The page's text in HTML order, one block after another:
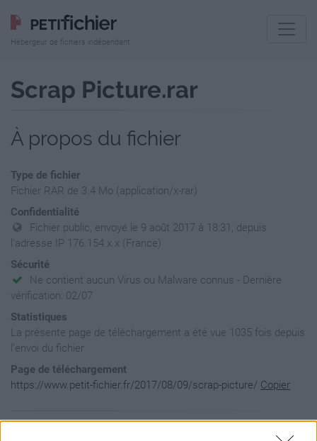
Hébergeur de fichiers indépendant
Scrap Picture.rar
À propos du fichier
Type de fichier
Fichier RAR de 3.4 Mo (application/x-rar)
Confidentialité
Fichier public, envoyé le 9 août 2017 à 18:31, depuis
l'adresse IP 176.154.x.x (France)
Sécurité
Ne contient aucun Virus ou Malware connus - Dernière
vérification: 02/07
Statistiques
La présente page de téléchargement a été vue 1035 fois depuis
l'envoi du fichier
Page de téléchargement
https://www.petit-fichier.fr/2017/08/09/scrap-picture/ Copier